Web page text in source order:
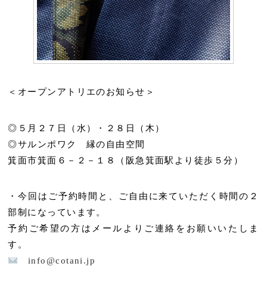
＜オープンアトリエのお知らせ＞
◎５月２７日（水）・２８日（木）
◎サルンポワク 縁の自由空間
箕面市箕面６－２－１８（阪急箕面駅より徒歩５分）
・今回はご予約時間と、ご自由に来ていただく時間の２
部制になっています。
予約ご希望の方はメールよりご連絡をお願いいたしま
す。
info@cotani.jp